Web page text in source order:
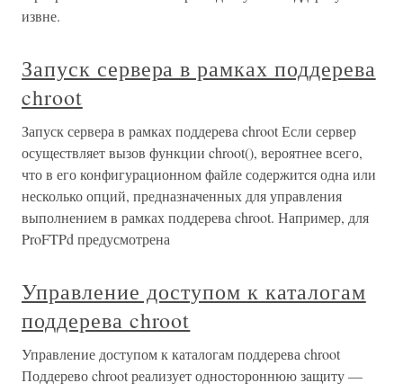
извне.
Запуск сервера в рамках поддерева
chroot
Запуск сервера в рамках поддерева chroot Если сервер
осуществляет вызов функции chroot(), вероятнее всего,
что в его конфигурационном файле содержится одна или
несколько опций, предназначенных для управления
выполнением в рамках поддерева chroot. Например, для
ProFTPd предусмотрена
Управление доступом к каталогам
поддерева chroot
Управление доступом к каталогам поддерева chroot
Поддерево chroot реализует одностороннюю защиту —